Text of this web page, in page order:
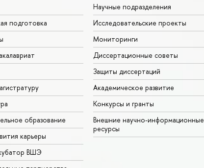
подготовка
образование
карьеры
ВШЭ
Научные подразделения
Исследовательские проекты
Мониторинги
Диссертационные советы
Защиты диссертаций
Академическое развитие
Конкурсы и гранты
Внешние научно-информационные
ресурсы